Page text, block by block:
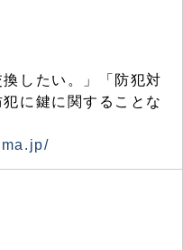
換したい。」「防犯対
に鍵に関することな